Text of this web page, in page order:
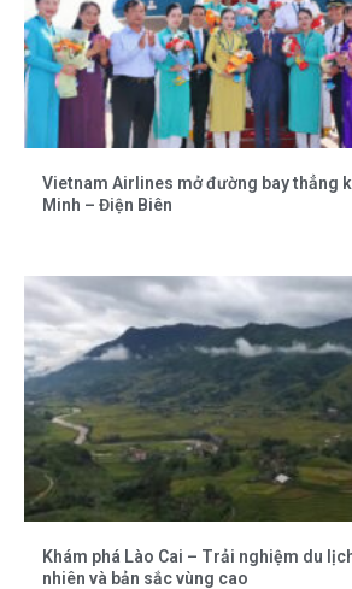
Vietnam Airlines mở đường bay thẳng
Minh – Điện Biên
Khám phá Lào Cai – Trải nghiệm du
nhiên và bản sắc vùng cao